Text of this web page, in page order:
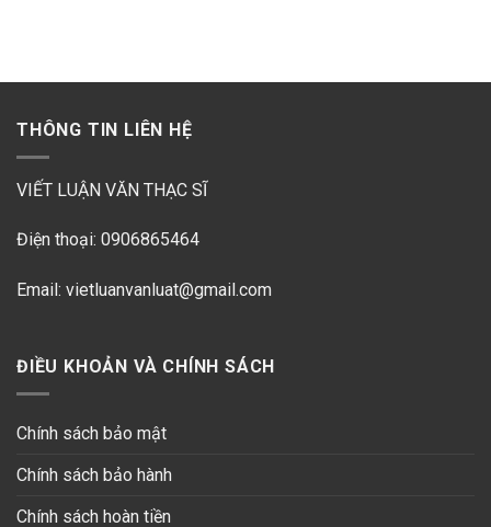
THÔNG TIN LIÊN HỆ
VIẾT LUẬN VĂN THẠC SĨ
Điện thoại: 0906865464
Email: vietluanvanluat@gmail.com
ĐIỀU KHOẢN VÀ CHÍNH SÁCH
Chính sách bảo mật
Chính sách bảo hành
Chính sách hoàn tiền